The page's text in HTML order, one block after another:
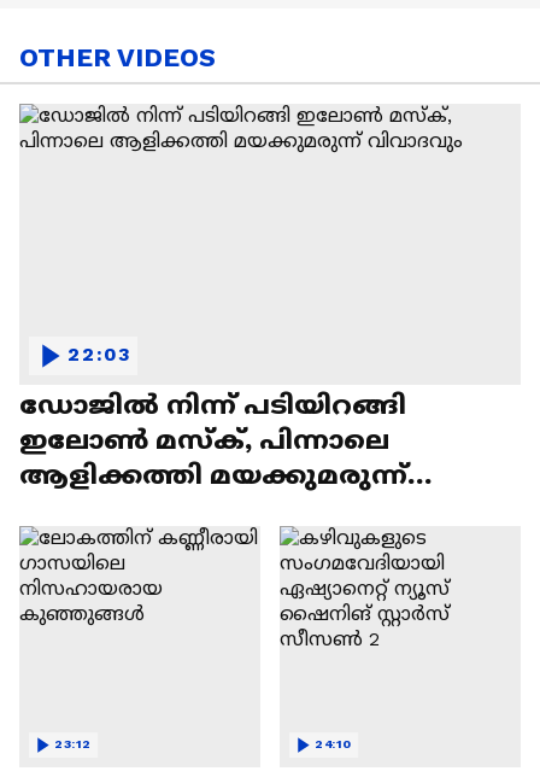
OTHER VIDEOS
ഡോജിൽ നിന്ന് പടിയിറങ്ങി
ഇലോൺ മസ്ക്, പിന്നാലെ
ആളിക്കത്തി മയക്കുമരുന്ന്
22:03
23:12 24:10